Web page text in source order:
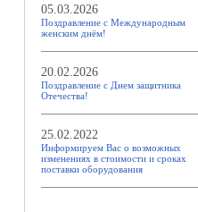
05.03.2026
Поздравление с Международным
женским днём!
20.02.2026
Поздравление с Днем защитника
Отечества!
25.02.2022
Информируем Вас о возможных
изменениях в стоимости и сроках
поставки оборудования